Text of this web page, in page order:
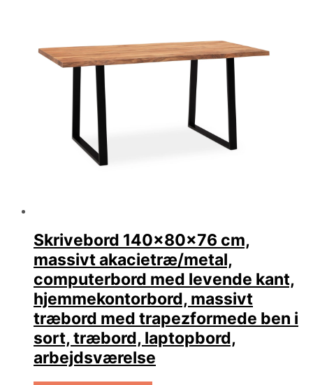
Skrivebord 140x80x76 cm,
massivt akacietræ/metal,
computerbord med levende kant,
hjemmekontorbord, massivt
træbord med trapezformede ben i
sort, træbord, laptopbord,
arbejdsværelse